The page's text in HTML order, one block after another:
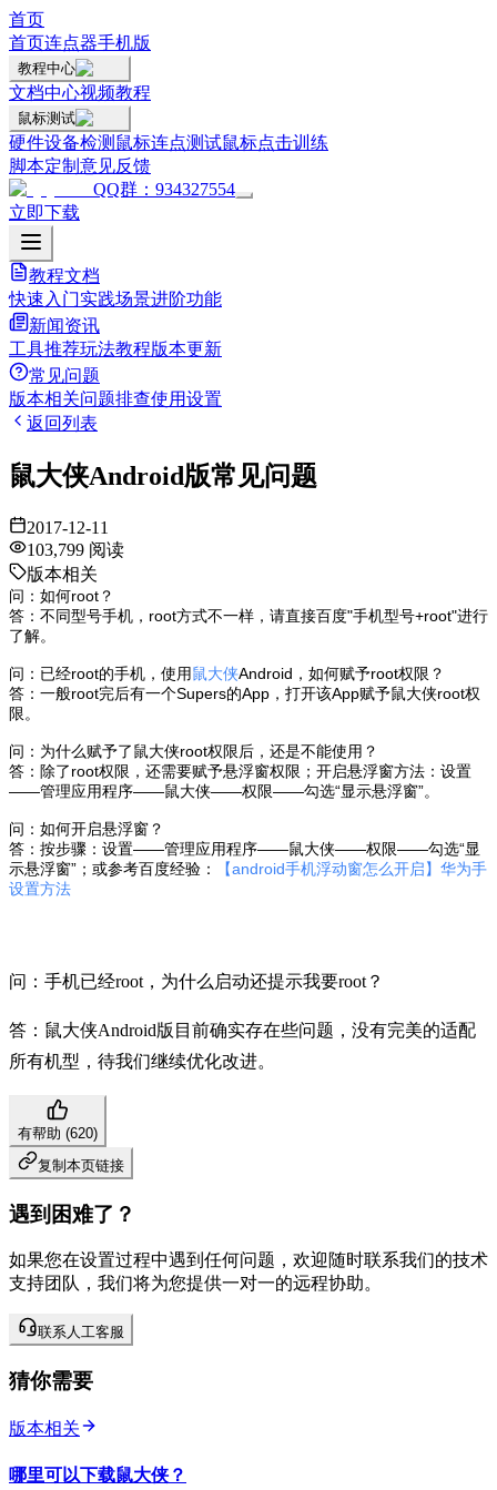
首页
首页连点器手机版
教程中心
文档中心视频教程
鼠标测试
硬件设备检测 鼠标连点测试鼠标点击训练
脚本定制 意见反馈
QQ群：934327554
立即下载
教程文档
快速入门实践场景进阶功能
新闻资讯
工具推荐玩法教程版本更新
常见问题
版本相关问题排查使用设置
返回列表
鼠大侠Android版常见问题
2017-12-11
103,799 阅读
版本相关
问：如何root？
答：不同型号手机，root方式不一样，请直接百度"手机型号+root"进行
了解。
问：已经root的手机，使用鼠大侠Android，如何赋予root权限？
答：一般root完后有一个Supers的App，打开该App赋予鼠大侠root权
限。
问：为什么赋予了鼠大侠root权限后，还是不能使用？
答：除了root权限，还需要赋予悬浮窗权限；开启悬浮窗方法：设置
——管理应用程序——鼠大侠——权限——勾选“显示悬浮窗”。
问：如何开启悬浮窗？
答：按步骤：设置——管理应用程序——鼠大侠——权限——勾选“显
示悬浮窗”；或参考百度经验：
【android手机浮动窗怎么开启】华为手
设置方法
问：手机已经root，为什么启动还提示我要root？
答：鼠大侠Android版目前确实存在些问题，没有完美的适配
所有机型，待我们继续优化改进。
有帮助 (620)
复制本页链接
遇到困难了？
如果您在设置过程中遇到任何问题，欢迎随时联系我们的技术
支持团队，我们将为您提供一对一的远程协助。
联系人工客服
猜你需要
版本相关
哪里可以下载鼠大侠？